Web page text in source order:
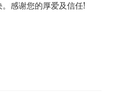
感谢您的厚爱及信任!